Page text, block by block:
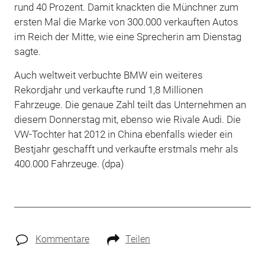
rund 40 Prozent. Damit knackten die Münchner zum
ersten Mal die Marke von 300.000 verkauften Autos
im Reich der Mitte, wie eine Sprecherin am Dienstag
sagte.
Auch weltweit verbuchte BMW ein weiteres
Rekordjahr und verkaufte rund 1,8 Millionen
Fahrzeuge. Die genaue Zahl teilt das Unternehmen an
diesem Donnerstag mit, ebenso wie Rivale Audi. Die
VW-Tochter hat 2012 in China ebenfalls wieder ein
Bestjahr geschafft und verkaufte erstmals mehr als
400.000 Fahrzeuge. (dpa)
Kommentare Teilen